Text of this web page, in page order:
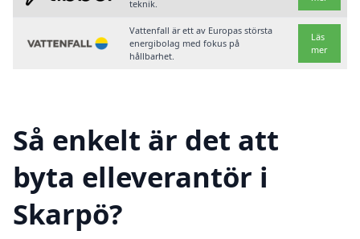
teknik.
Vattenfall är ett av Europas största
energibolag med fokus på
hållbarhet.
Läs
mer
Så enkelt är det att
byta elleverantör i
Skarpö?